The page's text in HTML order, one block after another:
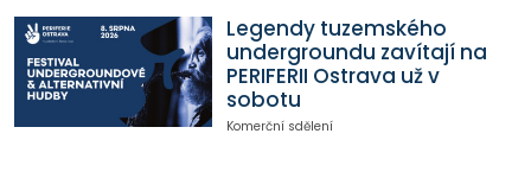
Legendy tuzemského
undergroundu zavítají na
PERIFERII Ostrava už v
sobotu
Komerční sdělení